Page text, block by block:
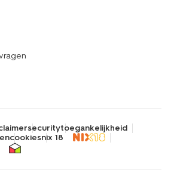
securitytoegankelijkheid
cookiesnix 18